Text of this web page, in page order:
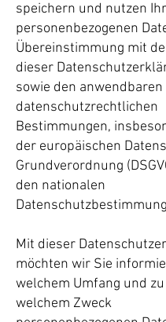
speichern und nutzen
personenbezogenen
Übereinstimmung mit
dieser
sowie den anwendbaren
datenschutzrechtlichen
Bestimmungen,
der europäischen
Grundverordnung
den nationalen
Mit dieser
möchten wir Sie
welchem Umfang und zu
welchem Zweck